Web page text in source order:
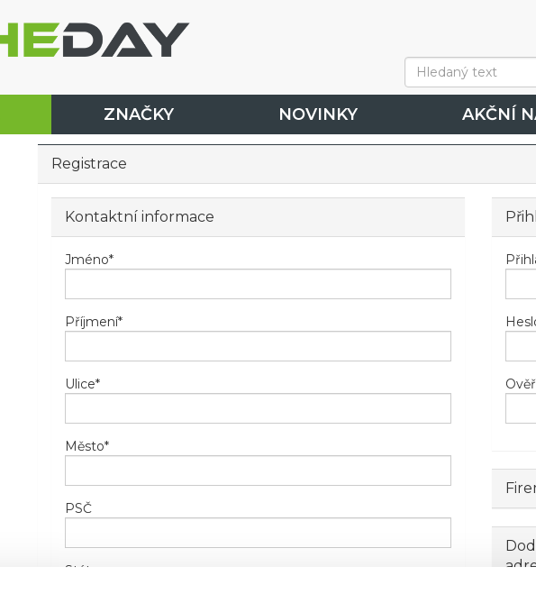
ZNAČKY NOVINKY AKČNÍ
Registrace
Kontaktní informace
Jméno*
Příjmení*
Ulice*
Město*
PSČ
Stát